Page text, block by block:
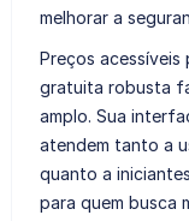
melhorar a
Preços acessíveis
gratuita robusta
amplo. Sua
atendem tanto a
quanto a
para quem busca